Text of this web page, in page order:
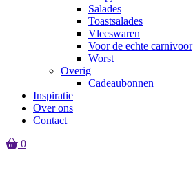
Salades
Toastsalades
Vleeswaren
Voor de echte carnivoor
Worst
Overig
Cadeaubonnen
Inspiratie
Over ons
Contact
0